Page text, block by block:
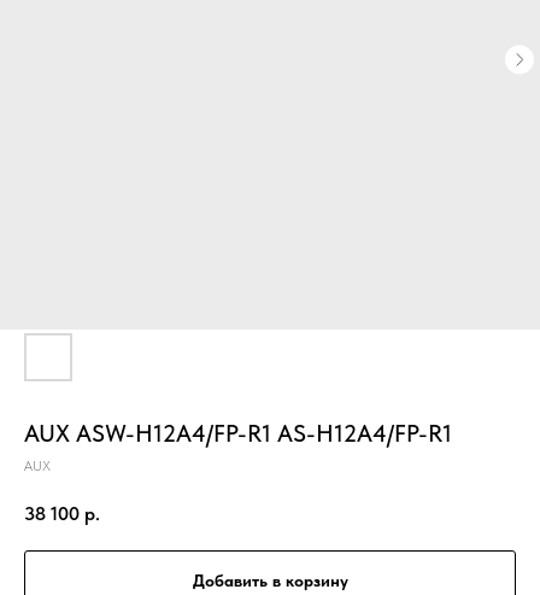
AUX ASW-H12A4/FP-R1 AS-H12A4/FP-R1
AUX
38 100 р.
Добавить в корзину